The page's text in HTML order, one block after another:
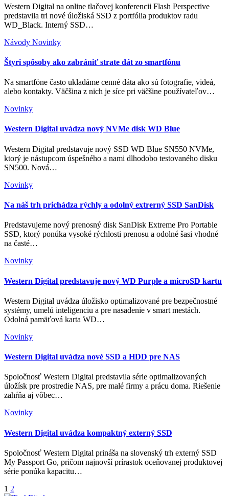
Western Digital na online tlačovej konferencii Flash Perspective
predstavila tri nové úložiská SSD z portfólia produktov radu
WD_Black. Interný SSD…
Návody Novinky
Štyri spôsoby ako zabrániť strate dát zo smartfónu
Na smartfóne často ukladáme cenné dáta ako sú fotografie, videá,
alebo kontakty. Väčšina z nich je síce pri väčšine používateľov…
Novinky
Western Digital uvádza nový NVMe disk WD Blue
Western Digital predstavuje nový SSD WD Blue SN550 NVMe,
ktorý je nástupcom úspešného a nami dlhodobo testovaného disku
SN500. Nová…
Novinky
Na náš trh prichádza rýchly a odolný extrerný SSD SanDisk
Predstavujeme nový prenosný disk SanDisk Extreme Pro Portable
SSD, ktorý ponúka vysoké rýchlosti prenosu a odolné šasi vhodné
na časté…
Novinky
Western Digital predstavuje nový WD Purple a microSD kartu
Western Digital uvádza úložisko optimalizované pre bezpečnostné
systémy, umelú inteligenciu a pre nasadenie v smart mestách.
Odolná pamäťová karta WD…
Novinky
Western Digital uvádza nové SSD a HDD pre NAS
Spoločnosť Western Digital predstavila série optimalizovaných
úložísk pre prostredie NAS, pre malé firmy a prácu doma. Riešenie
zahŕňa aj vôbec…
Novinky
Western Digital uvádza kompaktný externý SSD
Spoločnosť Western Digital prináša na slovenský trh externý SSD
My Passport Go, pričom najnovší prírastok oceňovanej produktovej
série ponúka kapacitu…
Stránkovanie
1 2